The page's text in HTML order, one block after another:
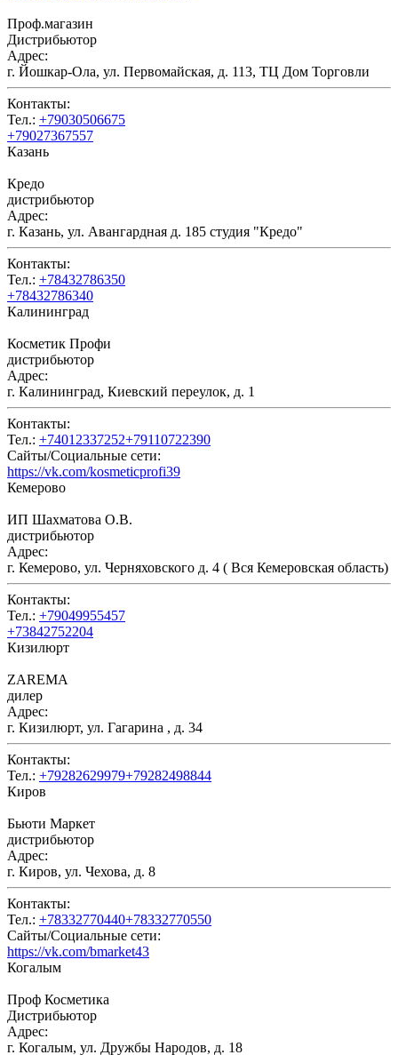
Проф.магазин
Дистрибьютор
Адрес:
г. Йошкар-Ола, ул. Первомайская, д. 113, ТЦ Дом Торговли
Контакты:
Тел.: +79030506675
+79027367557
Казань
Кредо
дистрибьютор
Адрес:
г. Казань, ул. Авангардная д. 185 студия "Кредо"
Контакты:
Тел.: +78432786350
+78432786340
Калининград
Косметик Профи
дистрибьютор
Адрес:
г. Калининград, Киевский переулок, д. 1
Контакты:
Тел.: +74012337252+79110722390
Сайты/Социальные сети:
https://vk.com/kosmeticprofi39
Кемерово
ИП Шахматова О.В.
дистрибьютор
Адрес:
г. Кемерово, ул. Черняховского д. 4 ( Вся Кемеровская область)
Контакты:
Тел.: +79049955457
+73842752204
Кизилюрт
ZAREMA
дилер
Адрес:
г. Кизилюрт, ул. Гагарина , д. 34
Контакты:
Тел.: +79282629979+79282498844
Киров
Бьюти Маркет
дистрибьютор
Адрес:
г. Киров, ул. Чехова, д. 8
Контакты:
Тел.: +78332770440+78332770550
Сайты/Социальные сети:
https://vk.com/bmarket43
Когалым
Проф Косметика
Дистрибьютор
Адрес:
г. Когалым, ул. Дружбы Народов, д. 18